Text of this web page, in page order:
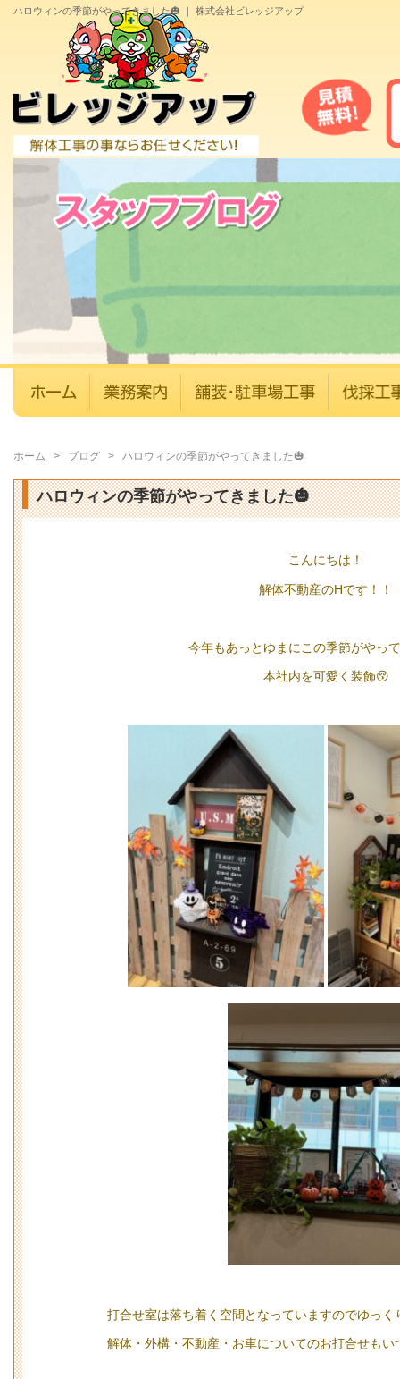
ハロウィンの季節がやってきました🎃 ｜ 株式会社ビレッジアップ
ホーム > ブログ > ハロウィンの季節がやってきました🎃
ハロウィンの季節がやってきました🎃
こんにちは！
解体不動産のHです！！
今年もあっとゆまにこの季節がやっ
本社内を可愛く装飾😚
打合せ室は落ち着く空間となっていますのでゆっ
解体・外構・不動産・お車についてのお打合せも